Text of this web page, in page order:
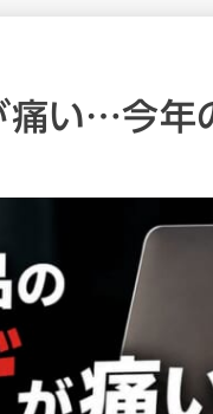
い…今年